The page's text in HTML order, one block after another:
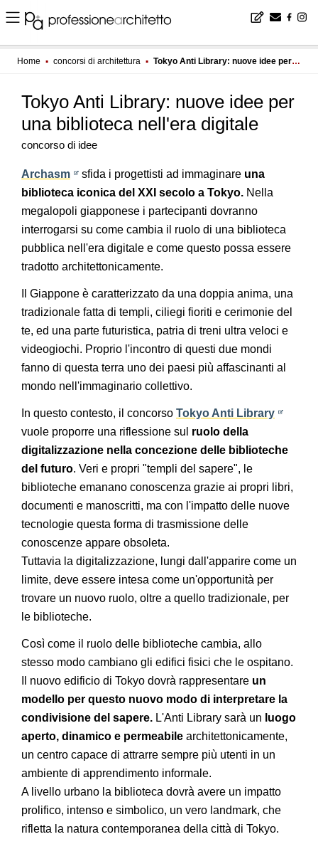
Home ▪ concorsi di architettura ▪ Tokyo Anti Library: nuove idee per una biblioteca nell'era digitale
Tokyo Anti Library: nuove idee per
una biblioteca nell'era digitale
concorso di idee
Archasm sfida i progettisti ad immaginare una
biblioteca iconica del XXI secolo a Tokyo. Nella
megalopoli giapponese i partecipanti dovranno
interrogarsi su come cambia il ruolo di una biblioteca
pubblica nell'era digitale e come questo possa essere
tradotto architettonicamente.
Il Giappone è caratterizzato da una doppia anima, una
tradizionale fatta di templi, ciliegi fioriti e cerimonie del
te, ed una parte futuristica, patria di treni ultra veloci e
videogiochi. Proprio l'incontro di questi due mondi
fanno di questa terra uno dei paesi più affascinanti al
mondo nell'immaginario collettivo.
In questo contesto, il concorso Tokyo Anti Library
vuole proporre una riflessione sul ruolo della
digitalizzazione nella concezione delle biblioteche
del futuro. Veri e propri "templi del sapere", le
biblioteche emanano conoscenza grazie ai propri libri,
documenti e manoscritti, ma con l'impatto delle nuove
tecnologie questa forma di trasmissione delle
conoscenze appare obsoleta.
Tuttavia la digitalizzazione, lungi dall'apparire come un
limite, deve essere intesa come un'opportunità per
trovare un nuovo ruolo, oltre a quello tradizionale, per
le biblioteche.
Così come il ruolo delle biblioteche cambia, allo
stesso modo cambiano gli edifici fisici che le ospitano.
Il nuovo edificio di Tokyo dovrà rappresentare un
modello per questo nuovo modo di interpretare la
condivisione del sapere. L'Anti Library sarà un luogo
aperto, dinamico e permeabile architettonicamente,
un centro capace di attrarre sempre più utenti in un
ambiente di apprendimento informale.
A livello urbano la biblioteca dovrà avere un impatto
prolifico, intenso e simbolico, un vero landmark, che
rifletta la natura contemporanea della città di Tokyo.